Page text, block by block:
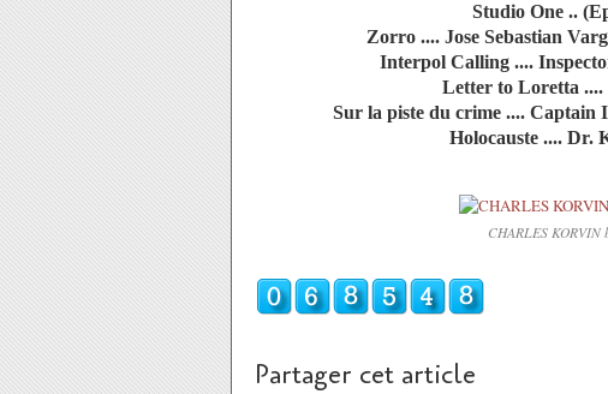
Studio One ..
Zorro .... Jose Sebastian
Interpol Calling ....
Letter to Loretta ....
Sur la piste du crime .... Captain
Holocauste .... Dr.
CHARLES KORVIN
Partager cet article